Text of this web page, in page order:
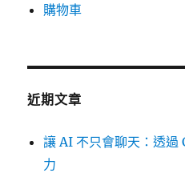
購物車
近期文章
讓 AI 不只會聊天：透過
力